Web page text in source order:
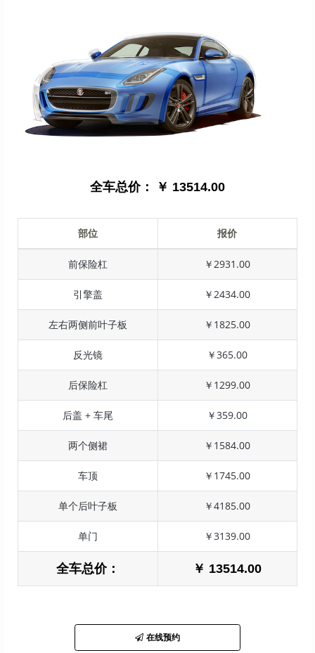
全车总价： ￥ 13514.00
部位 报价
前保险杠 ￥2931.00
引擎盖 ￥2434.00
左右两侧前叶子板 ￥1825.00
反光镜 ￥365.00
后保险杠 ￥1299.00
后盖 + 车尾 ￥359.00
两个侧裙 ￥1584.00
车顶 ￥1745.00
单个后叶子板 ￥4185.00
单门 ￥3139.00
全车总价： ￥ 13514.00
在线预约